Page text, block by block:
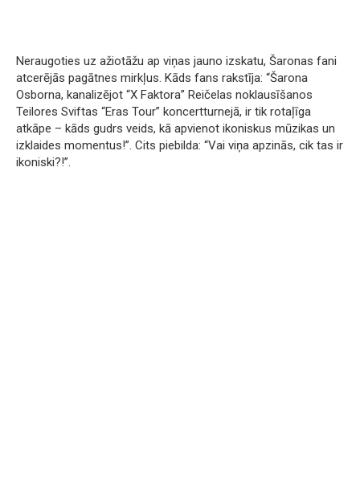
Neraugoties uz ažiotāžu ap viņas jauno izskatu, Šaronas fani
atcerējās pagātnes mirkļus. Kāds fans rakstīja: “Šarona
Osborna, kanalizējot “X Faktora” Reičelas noklausīšanos
Teilores Sviftas “Eras Tour” koncertturnejā, ir tik rotaļīga
atkāpe – kāds gudrs veids, kā apvienot ikoniskus mūzikas un
izklaides momentus!”. Cits piebilda: “Vai viņa apzinās, cik tas ir
ikoniski?!”.